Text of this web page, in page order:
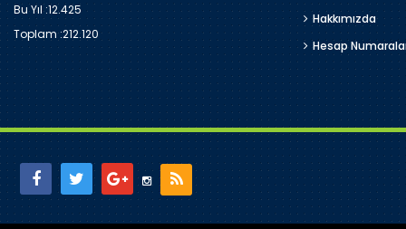
Bu Yıl :12.425
Toplam :212.120
Hakkımızda
Hesap